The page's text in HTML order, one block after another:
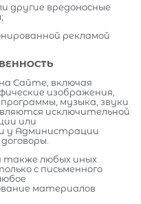
другие вредоносные
рекламой
Сайте, включая
изображения,
музыка, звуки
исключительной
или
у Администрации
также любых иных
с письменного
материалов